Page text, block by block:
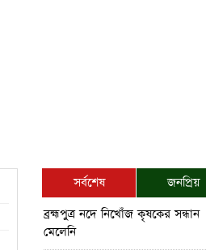
সর্বশেষ
জনপ্রিয়
ব্রহ্মপুত্র নদে নিখোঁজ কৃষকের সন্ধান
মেলেনি